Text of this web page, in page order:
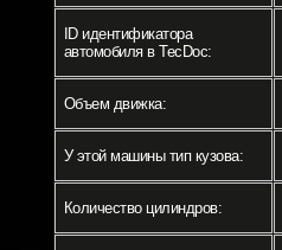
ID идентификатора
автомобиля в TecDoc:
Объем движка:
У этой машины тип кузова:
Количество цилиндров: